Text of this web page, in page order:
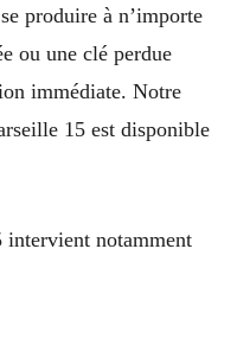
produire à n’importe
ou une clé perdue
immédiate. Notre
15 est disponible
notamment